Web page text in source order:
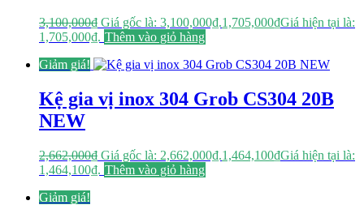
3,100,000₫ Giá gốc là: 3,100,000₫.1,705,000₫Giá hiện tại là:
1,705,000₫. Thêm vào giỏ hàng
Giảm giá!
Kệ gia vị inox 304 Grob CS304 20B
NEW
2,662,000₫ Giá gốc là: 2,662,000₫.1,464,100₫Giá hiện tại là:
1,464,100₫. Thêm vào giỏ hàng
Giảm giá!